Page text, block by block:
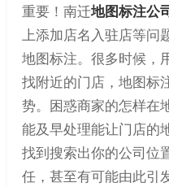
重要！南迁地图标注公
上添加店名入驻店等问
地图标注。很多时候，
找附近的门店，地图标
势。困惑商家的怎样在
能及早处理能让门店的
找到搜索出你的公司位
任，甚至有可能由此引